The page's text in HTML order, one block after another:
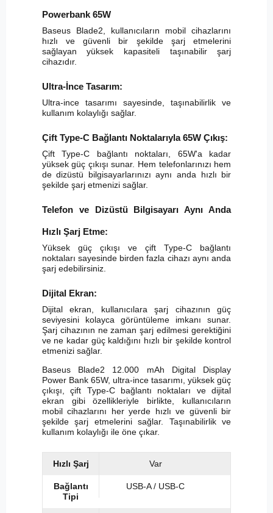
Powerbank 65W
Baseus Blade2, kullanıcıların mobil cihazlarını
hızlı ve güvenli bir şekilde şarj etmelerini
sağlayan yüksek kapasiteli taşınabilir şarj
cihazıdır.
Ultra-İnce Tasarım:
Ultra-ince tasarımı sayesinde, taşınabilirlik ve
kullanım kolaylığı sağlar.
Çift Type-C Bağlantı Noktalarıyla 65W Çıkış:
Çift Type-C bağlantı noktaları, 65W'a kadar
yüksek güç çıkışı sunar. Hem telefonlarınızı hem
de dizüstü bilgisayarlarınızı aynı anda hızlı bir
şekilde şarj etmenizi sağlar.
Telefon ve Dizüstü Bilgisayarı Aynı Anda
Hızlı Şarj Etme:
Yüksek güç çıkışı ve çift Type-C bağlantı
noktaları sayesinde birden fazla cihazı aynı anda
şarj edebilirsiniz.
Dijital Ekran:
Dijital ekran, kullanıcılara şarj cihazının güç
seviyesini kolayca görüntüleme imkanı sunar.
Şarj cihazının ne zaman şarj edilmesi gerektiğini
ve ne kadar güç kaldığını hızlı bir şekilde kontrol
etmenizi sağlar.
Baseus Blade2 12.000 mAh Digital Display
Power Bank 65W, ultra-ince tasarımı, yüksek güç
çıkışı, çift Type-C bağlantı noktaları ve dijital
ekran gibi özellikleriyle birlikte, kullanıcıların
mobil cihazlarını her yerde hızlı ve güvenli bir
şekilde şarj etmelerini sağlar. Taşınabilirlik ve
kullanım kolaylığı ile öne çıkar.
Hızlı Şarj Var
Bağlantı
Tipi
USB-A / USB-C